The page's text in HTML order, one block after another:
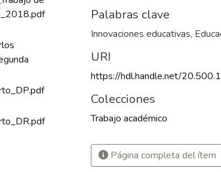
Palabras clave
Innovaciones educativas,
URI
https://hdl.handle.net/
Colecciones
Trabajo académico
Página completa del ítem